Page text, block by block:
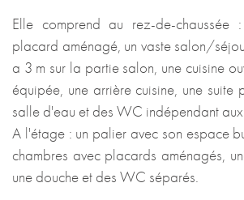
Elle comprend au rez-de-chaussée
placard aménagé, un vaste salon/
a 3 m sur la partie salon, une cuisine
équipée, une arrière cuisine, une suite
salle d'eau et des WC indépendant aux
A l'étage : un palier avec son espace
chambres avec placards aménagés,
une douche et des WC séparés.